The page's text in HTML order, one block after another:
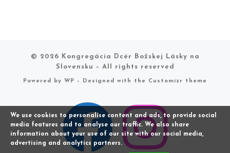
© 2026
Kongregácia Dcér Božskej Lásky na
Slovensku
– All rights reserved
Powered by WP – Designed with the Customizr theme
We use cookies to personalise content and ads, to provide social
media features and to analyse our traffic. We also share
information about your use of our site with our social media,
advertising and analytics partners.